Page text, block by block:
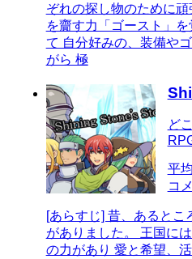
ぞれの探し物のために
を齎す力「ゴースト」
て 自分好みの、装備や
がら 極
ど
平
コ
[あらすじ] 昔、あるとこ
がありました。 王国に
の力があり 愛と希望、